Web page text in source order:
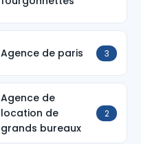
Agence de paris 3
Agence de
location de
grands bureaux
2